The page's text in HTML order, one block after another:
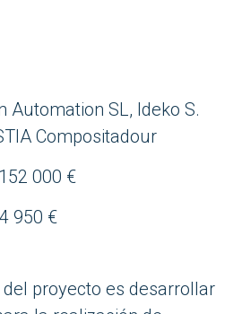
Automation SL, Ideko S.
Compositadour
000 €
950 €
proyecto es desarrollar